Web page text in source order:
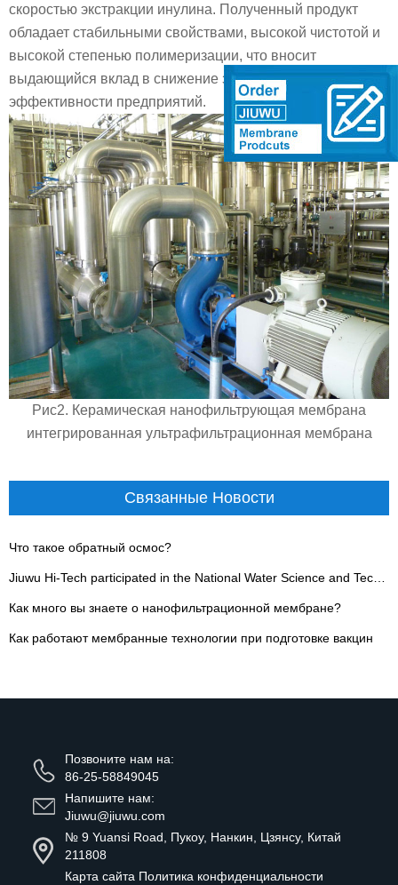
скоростью экстракции инулина. Полученный продукт
обладает стабильными свойствами, высокой чистотой и
высокой степенью полимеризации, что вносит
выдающийся вклад в снижение затрат и повышение
эффективности предприятий.
Рис2. Керамическая нанофильтрующая мембрана
интегрированная ультрафильтрационная мембрана
Связанные Новости
Что такое обратный осмос?
Как много вы знаете о нанофильтрационной мембране?
Как работают мембранные технологии при подготовке вакцин
Позвоните нам на:
86-25-58849045
Напишите нам:
Jiuwu@jiuwu.com
№ 9 Yuansi Road, Пукоу, Нанкин, Цзянсу, Китай
211808
Карта сайта Политика конфиденциальности